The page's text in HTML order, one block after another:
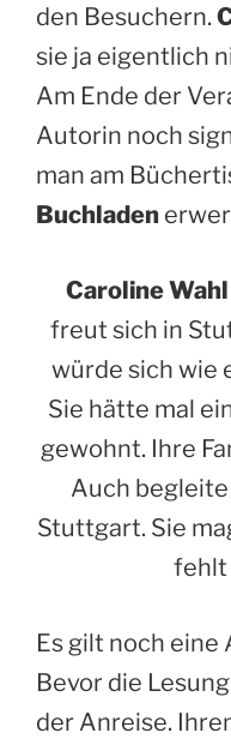
den Besuchern.
sie ja eigentlich
Am Ende der
Autorin noch
man am
Buchladen
Caroline Wahl
freut sich in
würde sich wie
Sie hätte mal
gewohnt. Ihre
Auch begleite
Stuttgart. Sie
fehlt
Es gilt noch eine
Bevor die
der Anreise.